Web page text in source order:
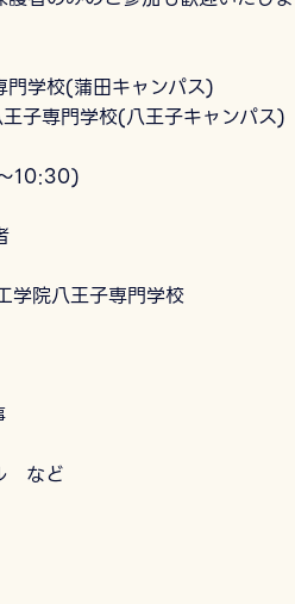
学校(蒲田キャンパス)
子専門学校(八王子キャンパス)
10:30)
学院八王子専門学校
など